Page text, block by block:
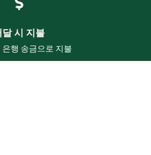
달 시 지불
은행 송금으로 지불